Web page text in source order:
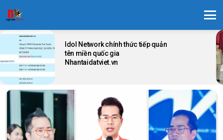
LATEST
STORIES
Idol Network chính thức tiếp quản
tên miền quốc gia
Nhantaidatviet.vn